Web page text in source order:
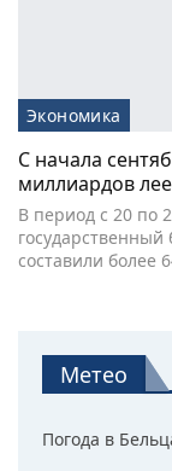
Экономика
С начала
миллиардов
В период с 20 по
составили более
Метео
Погода в